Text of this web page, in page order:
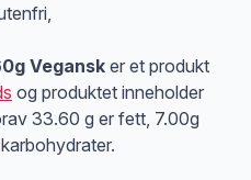
Vegansk er et produkt
og produktet inneholder
33.60 g er fett, 7.00g